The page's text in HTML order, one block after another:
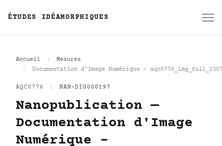
ÉTUDES IDÉAMORPHIQUES
Accueil
Mesures
Documentation d'Image Numérique -
AQC0776 NAN-DIG000197
Nanopublication —
Documentation d'Image
Numérique -